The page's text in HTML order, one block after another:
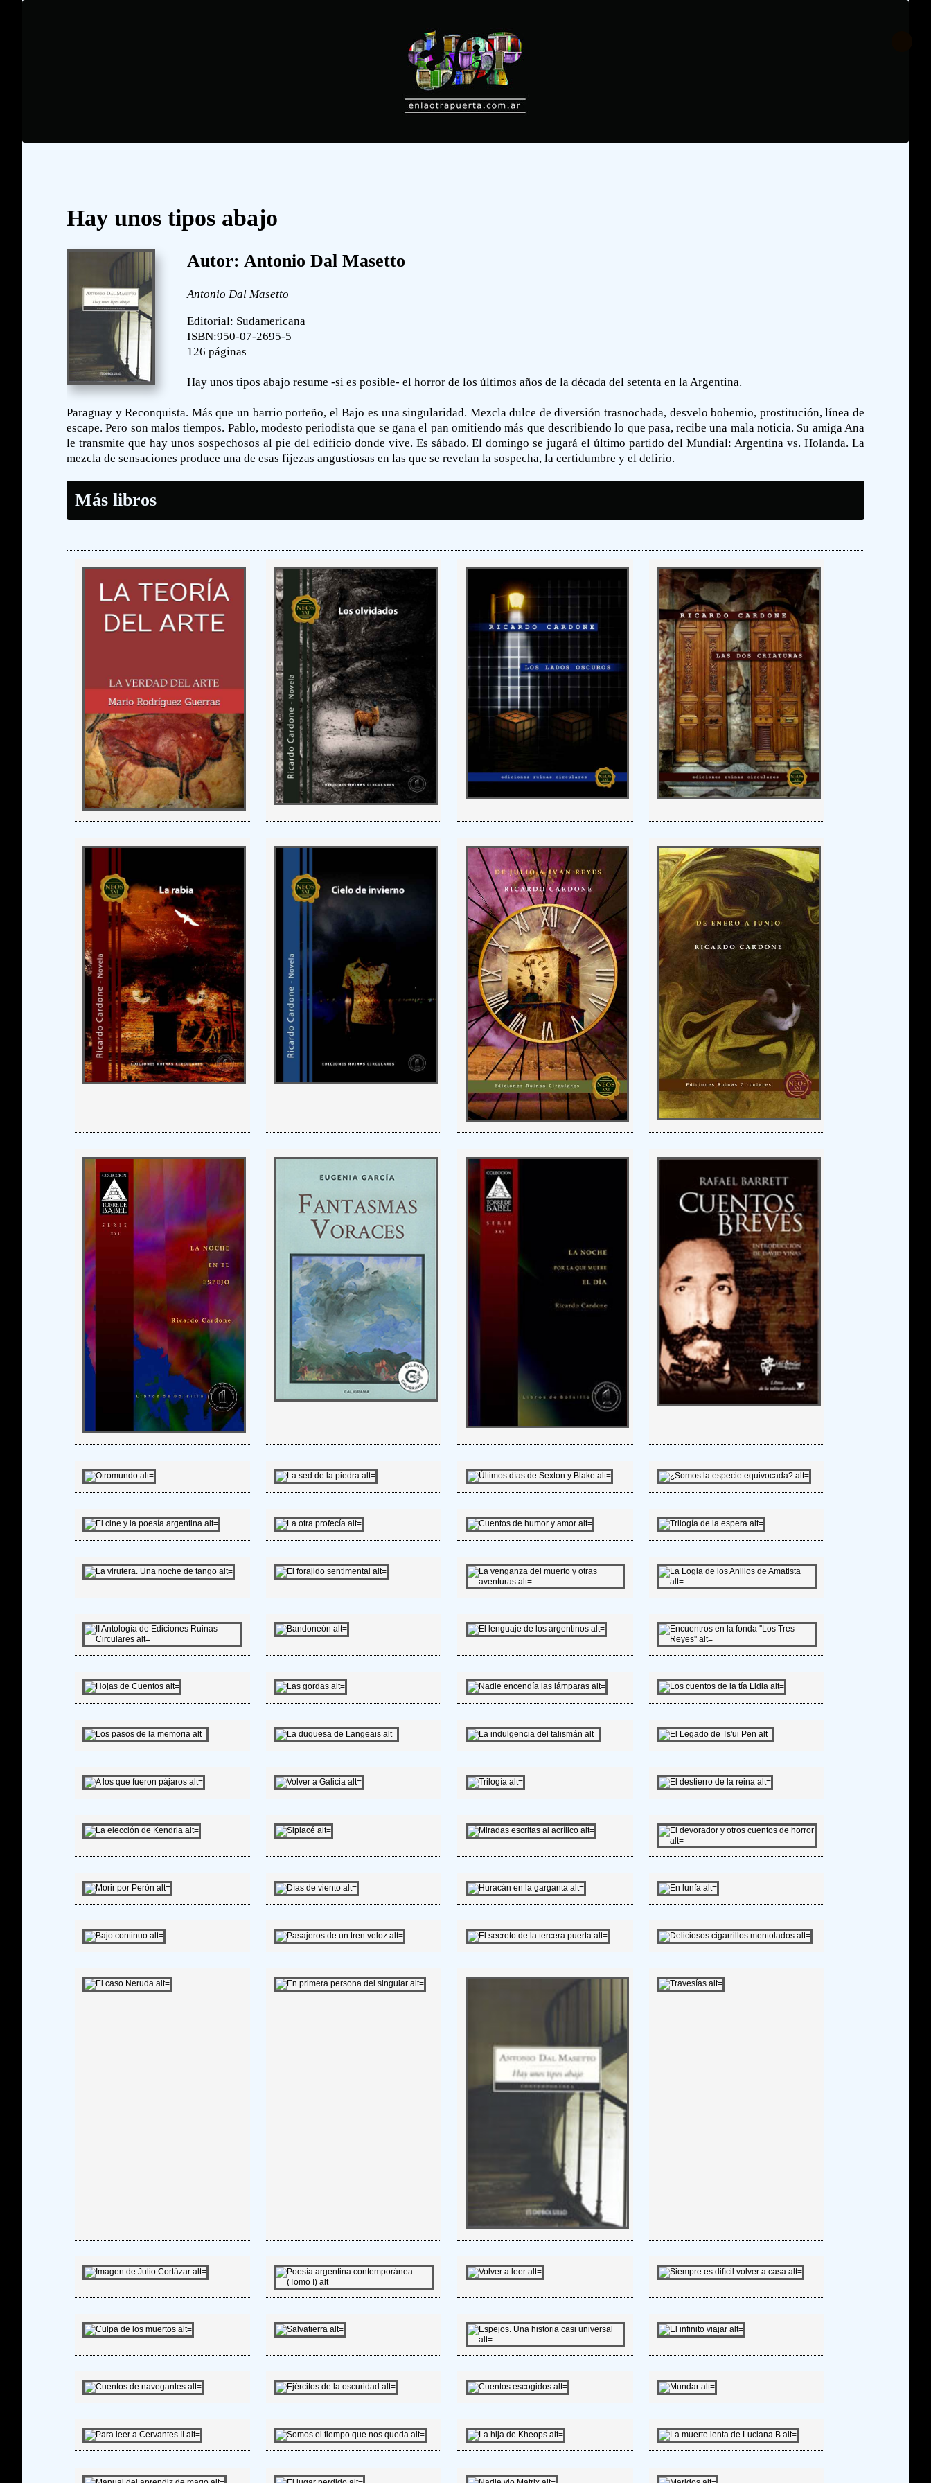
Hay unos tipos abajo
Autor: Antonio Dal Masetto
Antonio Dal Masetto
Editorial: Sudamericana
ISBN:950-07-2695-5
126 páginas
Hay unos tipos abajo resume -si es posible- el horror de los últimos años de la década del setenta en la Argentina.
Paraguay y Reconquista. Más que un barrio porteño, el Bajo es una singularidad. Mezcla dulce de diversión trasnochada, desvelo bohemio, prostitución, línea de
escape. Pero son malos tiempos. Pablo, modesto periodista que se gana el pan omitiendo más que describiendo lo que pasa, recibe una mala noticia. Su amiga Ana
le transmite que hay unos sospechosos al pie del edificio donde vive. Es sábado. El domingo se jugará el último partido del Mundial: Argentina vs. Holanda. La
mezcla de sensaciones produce una de esas fijezas angustiosas en las que se revelan la sospecha, la certidumbre y el delirio.
Más libros